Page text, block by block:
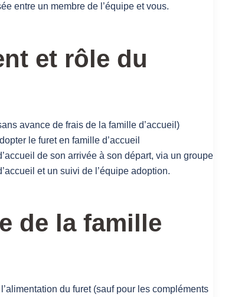
entre un membre de l’équipe et vous.
et rôle du
avance de frais de la famille d’accueil)
le furet en famille d’accueil
de son arrivée à son départ, via un groupe
et un suivi de l’équipe adoption.
de la famille
du furet (sauf pour les compléments